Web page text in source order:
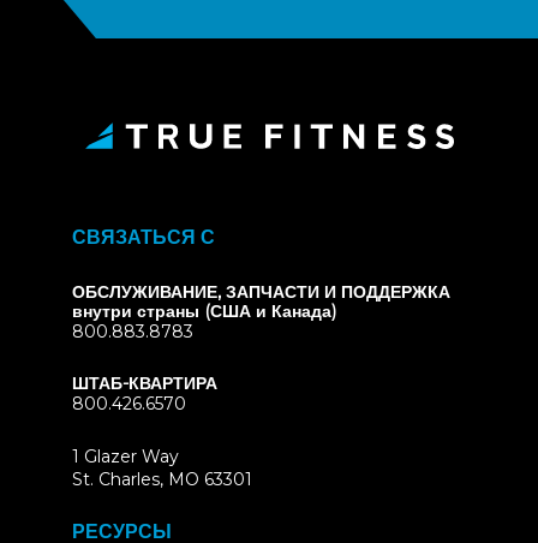
СВЯЗАТЬСЯ С
ОБСЛУЖИВАНИЕ, ЗАПЧАСТИ И ПОДДЕРЖКА
внутри страны (США и Канада)
800.883.8783
ШТАБ-КВАРТИРА
800.426.6570
1 Glazer Way
St. Charles, MO 63301
РЕСУРСЫ